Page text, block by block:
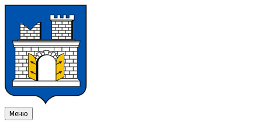
змісту
ліву
бічну
панель
праву
бічну
панель
нижнього
колонтитула
Меню